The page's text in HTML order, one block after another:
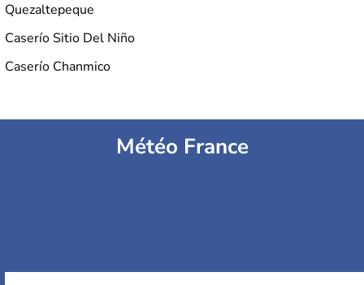
Quezaltepeque
Caserío Sitio Del Niño
Caserío Chanmico
Météo France